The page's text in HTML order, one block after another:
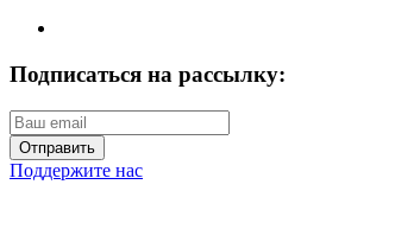
Подписаться на рассылку:
Отправить
Поддержите нас